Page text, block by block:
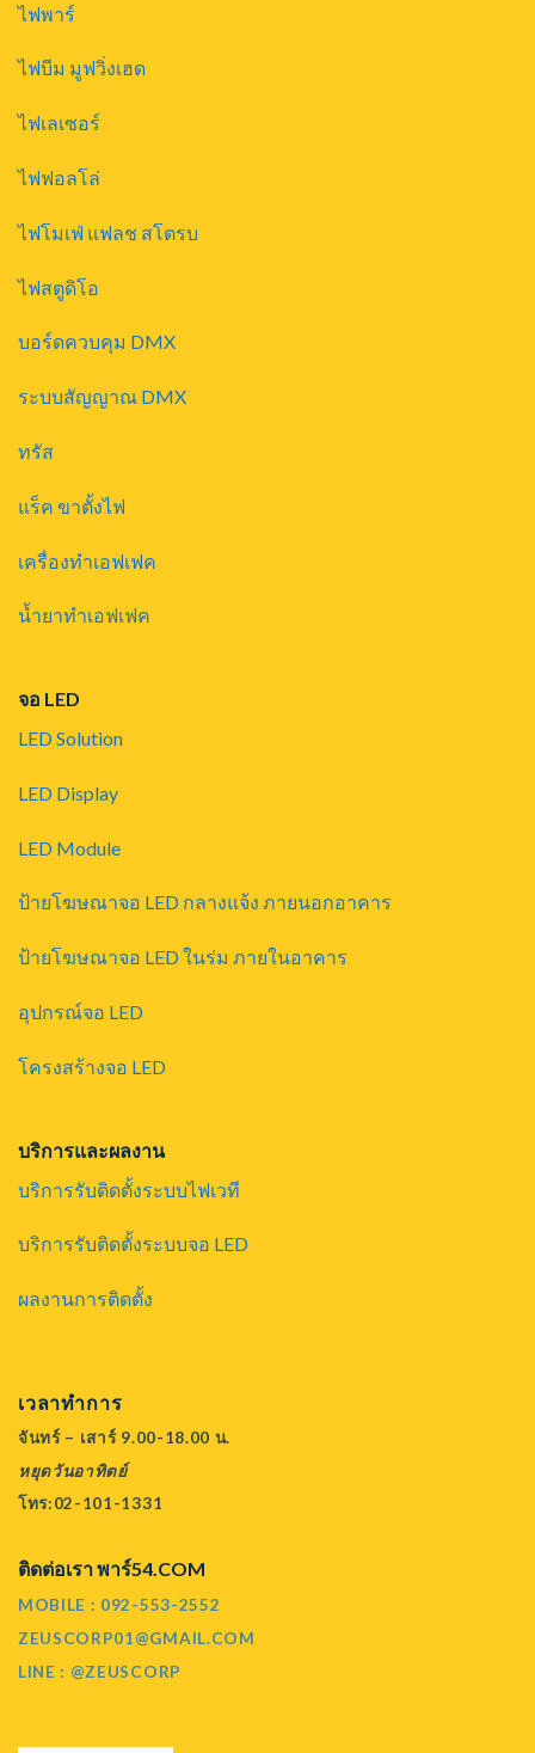
ไฟพาร์
ไฟบีม มูฟวิ่งเฮด
ไฟเลเซอร์
ไฟฟอลโล่
ไฟโมเฟ่ แฟลช สโตรบ
ไฟสตูดิโอ
บอร์ดควบคุม DMX
ระบบสัญญาณ DMX
ทรัส
แร็ค ขาตั้งไฟ
เครื่องทำเอฟเฟค
น้ำยาทำเอฟเฟค
จอ LED
LED Solution
LED Display
LED Module
ป้ายโฆษณาจอ LED กลางแจ้ง ภายนอกอาคาร
ป้ายโฆษณาจอ LED ในร่ม ภายในอาคาร
อุปกรณ์จอ LED
โครงสร้างจอ LED
บริการและผลงาน
บริการรับติดตั้งระบบไฟเวที
บริการรับติดตั้งระบบจอ LED
ผลงานการติดตั้ง
เวลาทำการ
จันทร์ – เสาร์ 9.00-18.00 น.
หยุดวันอาทิตย์
โทร:02-101-1331
ติดต่อเรา พาร์54.COM
MOBILE : 092-553-2552
ZEUSCORP01@GMAIL.COM
LINE : @ZEUSCORP